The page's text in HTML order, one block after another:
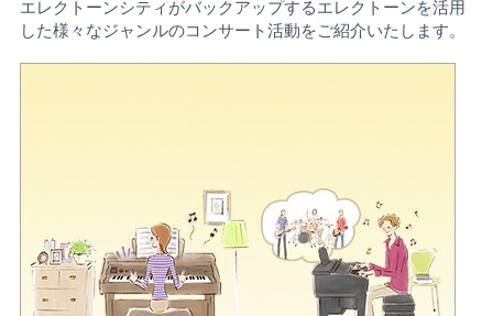
エレクトーンシティがバックアップするエレクトーンを活用
した様々なジャンルのコンサート活動をご紹介いたします。